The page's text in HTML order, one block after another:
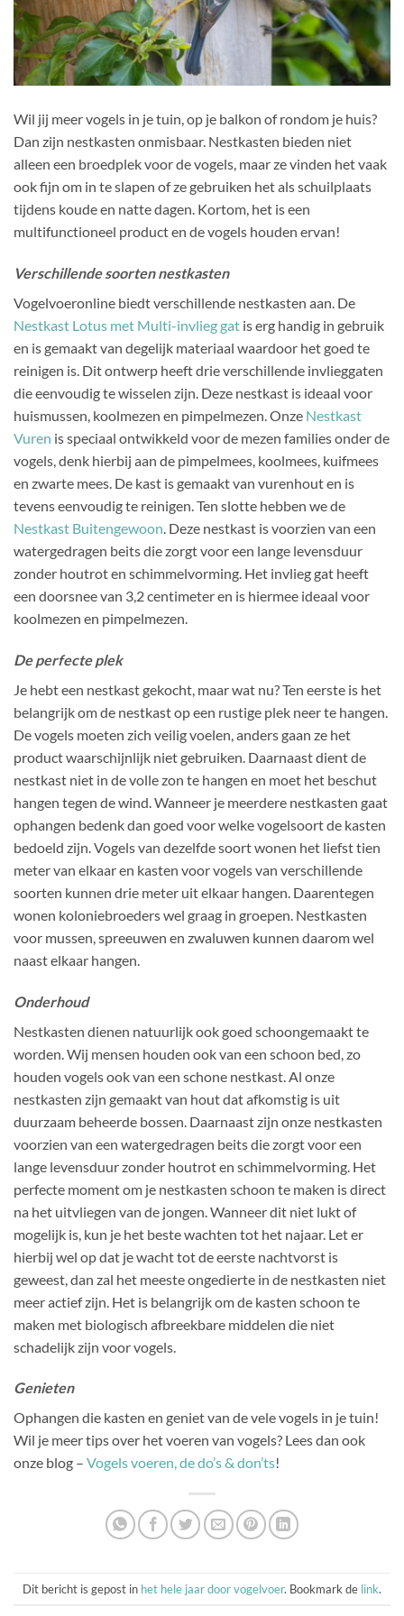
Wil jij meer vogels in je tuin, op je balkon of rondom je huis?
Dan zijn nestkasten onmisbaar. Nestkasten bieden niet
alleen een broedplek voor de vogels, maar ze vinden het vaak
ook fijn om in te slapen of ze gebruiken het als schuilplaats
tijdens koude en natte dagen. Kortom, het is een
multifunctioneel product en de vogels houden ervan!
Verschillende soorten nestkasten
Vogelvoeronline biedt verschillende nestkasten aan. De
Nestkast Lotus met Multi-invlieg gat is erg handig in gebruik
en is gemaakt van degelijk materiaal waardoor het goed te
reinigen is. Dit ontwerp heeft drie verschillende invlieggaten
die eenvoudig te wisselen zijn. Deze nestkast is ideaal voor
huismussen, koolmezen en pimpelmezen. Onze Nestkast
Vuren is speciaal ontwikkeld voor de mezen families onder de
vogels, denk hierbij aan de pimpelmees, koolmees, kuifmees
en zwarte mees. De kast is gemaakt van vurenhout en is
tevens eenvoudig te reinigen. Ten slotte hebben we de
Nestkast Buitengewoon. Deze nestkast is voorzien van een
watergedragen beits die zorgt voor een lange levensduur
zonder houtrot en schimmelvorming. Het invlieg gat heeft
een doorsnee van 3,2 centimeter en is hiermee ideaal voor
koolmezen en pimpelmezen.
De perfecte plek
Je hebt een nestkast gekocht, maar wat nu? Ten eerste is het
belangrijk om de nestkast op een rustige plek neer te hangen.
De vogels moeten zich veilig voelen, anders gaan ze het
product waarschijnlijk niet gebruiken. Daarnaast dient de
nestkast niet in de volle zon te hangen en moet het beschut
hangen tegen de wind. Wanneer je meerdere nestkasten gaat
ophangen bedenk dan goed voor welke vogelsoort de kasten
bedoeld zijn. Vogels van dezelfde soort wonen het liefst tien
meter van elkaar en kasten voor vogels van verschillende
soorten kunnen drie meter uit elkaar hangen. Daarentegen
wonen koloniebroeders wel graag in groepen. Nestkasten
voor mussen, spreeuwen en zwaluwen kunnen daarom wel
naast elkaar hangen.
Onderhoud
Nestkasten dienen natuurlijk ook goed schoongemaakt te
worden. Wij mensen houden ook van een schoon bed, zo
houden vogels ook van een schone nestkast. Al onze
nestkasten zijn gemaakt van hout dat afkomstig is uit
duurzaam beheerde bossen. Daarnaast zijn onze nestkasten
voorzien van een watergedragen beits die zorgt voor een
lange levensduur zonder houtrot en schimmelvorming. Het
perfecte moment om je nestkasten schoon te maken is direct
na het uitvliegen van de jongen. Wanneer dit niet lukt of
mogelijk is, kun je het beste wachten tot het najaar. Let er
hierbij wel op dat je wacht tot de eerste nachtvorst is
geweest, dan zal het meeste ongedierte in de nestkasten niet
meer actief zijn. Het is belangrijk om de kasten schoon te
maken met biologisch afbreekbare middelen die niet
schadelijk zijn voor vogels.
Genieten
Ophangen die kasten en geniet van de vele vogels in je tuin!
Wil je meer tips over het voeren van vogels? Lees dan ook
onze blog – Vogels voeren, de do’s & don’ts!
Dit bericht is gepost in het hele jaar door vogelvoer. Bookmark de link.